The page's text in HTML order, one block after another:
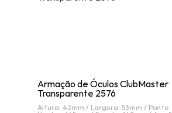
Armação de Óculos ClubMaster
Transparente 2576
Altura: 42mm / Largura: 53mm / Ponte: